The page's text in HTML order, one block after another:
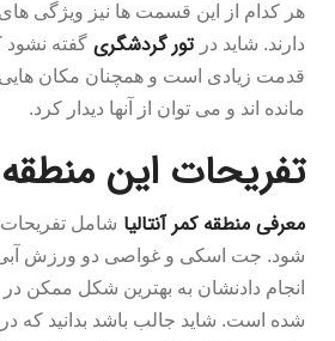
هر کدام از این قسمت ها نیز ویژگی
دارند. شاید در تور گردشگری گفته نشود
قدمت زیادی است و همچنان مکان هایی
مانده اند و می توان از آنها دیدار کرد.
تفریحات این منطقه
معرفی منطقه کمر آنتالیا شامل
شود. جت اسکی و غواصی دو ورزش آبی
انجام دادنشان به بهترین شکل ممکن
شده است. شاید جالب باشد بدانید که